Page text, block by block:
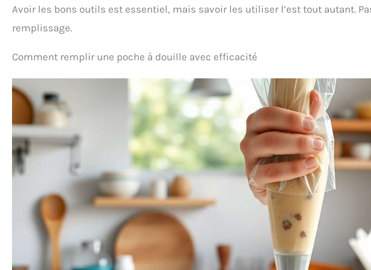
résistant à la corrosion et
nettoyer et lavable au
souhaitiez réaliser des
décorations audacieuses
ou des détails délicats,
douille cannelée de
glaçage contient un
embout pour chaque
occasion. 【Utilisation
facile】Poche a douille
patisserie de
pulvérisation peut être
réutilisée, et l'opération
est simple, Il suffit de
presser doucement la
poche à douille et le
glaçage sortira de la buse
Cette douille à pâtisserie
s’utilise avec un
à douille en silicone, il
beaux boutons floraux
Sécurité des Matériaux:
Tous les accessoires
répondent aux normes
alimentaires, fabriqués en
acier inoxydable 304 de
qualité alimentaire de
haute qualité, en silicone
et en plastiques de haute
qualité. Facile à nettoyer
et durable, Haute
résistance à la rouille,
Bords lisses et lave-
vaisselle sont sûrs
Cadeau idéal: Cadeau
idéal pour un
anniversaire, un
anniversaire et Pâques.
Avoir les bons outils est essentiel, mais savoir les utiliser l’est tout autant.
remplissage.
Comment remplir une poche à douille avec efficacité